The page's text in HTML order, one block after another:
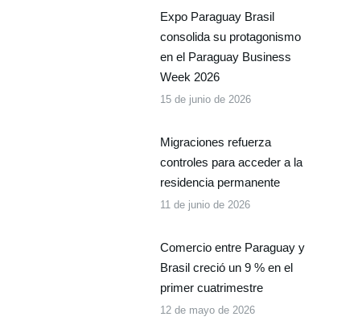
Expo Paraguay Brasil
consolida su protagonismo
en el Paraguay Business
Week 2026
15 de junio de 2026
Migraciones refuerza
controles para acceder a la
residencia permanente
11 de junio de 2026
Comercio entre Paraguay y
Brasil creció un 9 % en el
primer cuatrimestre
12 de mayo de 2026